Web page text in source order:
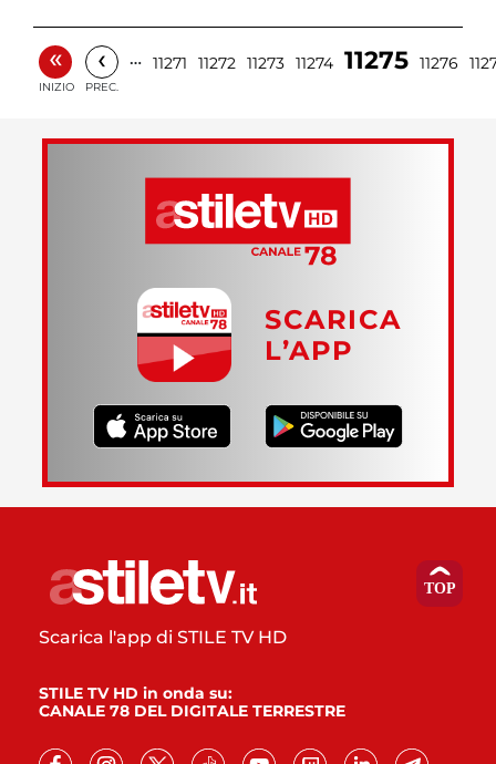
«
INIZIO
‹
PREC.
… 11271 11272 11273 11274 11275 11276
SCARICA
L’APP
Scarica l'app di STILE TV HD
STILE TV HD in onda su:
CANALE 78 DEL DIGITALE TERRESTRE